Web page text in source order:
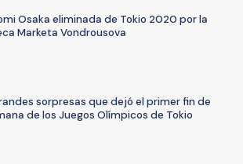
Osaka eliminada de Tokio 2020 por la
Marketa Vondrousova
sorpresas que dejó el primer fin de
de los Juegos Olímpicos de Tokio